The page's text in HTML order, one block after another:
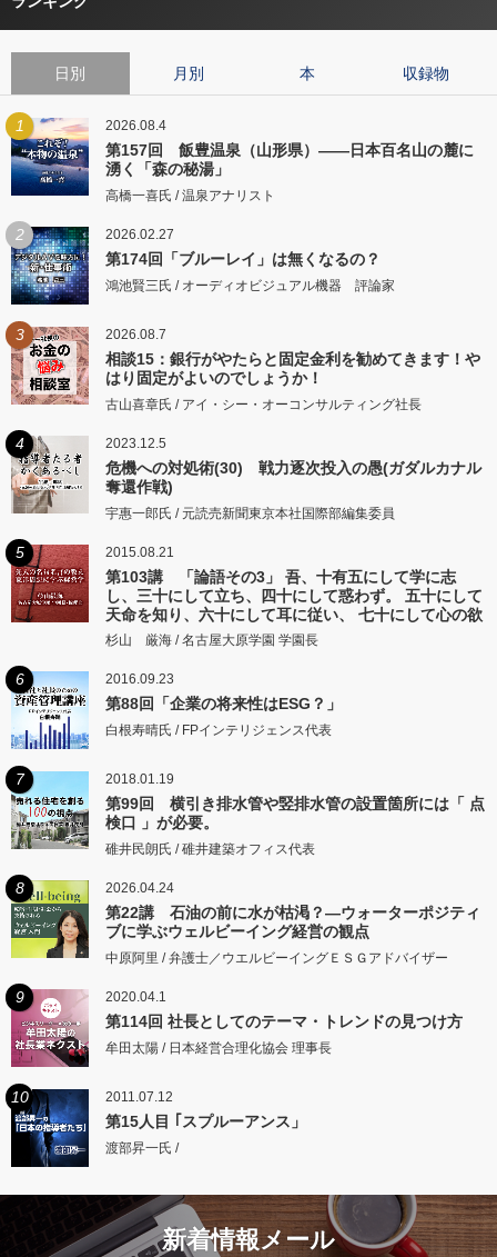
日別 月別 本 収録物
1 2026.08.4
第157回 飯豊温泉（山形県）――日本百名山の麓に
湧く「森の秘湯」
高橋一喜氏 / 温泉アナリスト
2 2026.02.27
第174回「ブルーレイ」は無くなるの？
鴻池賢三氏 / オーディオビジュアル機器 評論家
3 2026.08.7
相談15：銀行がやたらと固定金利を勧めてきます！や
はり固定がよいのでしょうか！
古山喜章氏 / アイ・シー・オーコンサルティング社長
4 2023.12.5
危機への対処術(30) 戦力逐次投入の愚(ガダルカナル
奪還作戦)
宇惠一郎氏 / 元読売新聞東京本社国際部編集委員
5 2015.08.21
第103講 「論語その3」 吾、十有五にして学に志
し、三十にして立ち、四十にして惑わず。 五十にして
天命を知り、六十にして耳に従い、 七十にして心の欲
するところに従いて矩をこえず。
杉山 厳海 / 名古屋大原学園 学園長
6 2016.09.23
第88回「企業の将来性はESG？」
白根寿晴氏 / FPインテリジェンス代表
7 2018.01.19
第99回 横引き排水管や竪排水管の設置箇所には「 点
検口 」が必要。
碓井民朗氏 / 碓井建築オフィス代表
8 2026.04.24
第22講 石油の前に水が枯渇？―ウォーターポジティ
ブに学ぶウェルビーイング経営の観点
中原阿里 / 弁護士／ウエルビーイングＥＳＧアドバイザー
9 2020.04.1
第114回 社長としてのテーマ・トレンドの見つけ方
牟田太陽 / 日本経営合理化協会 理事長
10 2011.07.12
第15人目 ｢スプルーアンス」
渡部昇一氏 /
新着情報メール